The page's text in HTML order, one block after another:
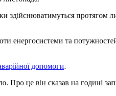
здійснюватимуться протягом
енергосистеми та
допомоги.
Про це він сказав на годині